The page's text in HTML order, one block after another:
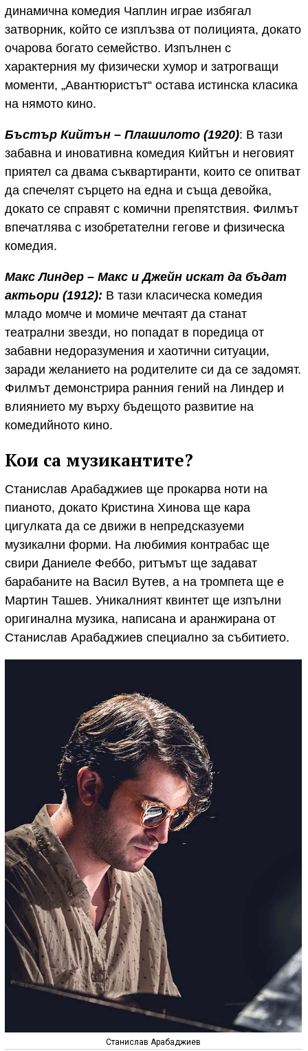
динамична комедия Чаплин играе избягал
затворник, който се изплъзва от полицията, докато
очарова богато семейство. Изпълнен с
характерния му физически хумор и затрогващи
моменти, „Авантюристът“ остава истинска класика
на нямото кино.
Бъстър Кийтън – Плашилото (1920): В тази
забавна и иновативна комедия Кийтън и неговият
приятел са двама съквартиранти, които се опитват
да спечелят сърцето на една и съща девойка,
докато се справят с комични препятствия. Филмът
впечатлява с изобретателни гегове и физическа
комедия.
Макс Линдер – Макс и Джейн искат да бъдат
актьори (1912): В тази класическа комедия
младо момче и момиче мечтаят да станат
театрални звезди, но попадат в поредица от
забавни недоразумения и хаотични ситуации,
заради желанието на родителите си да се задомят.
Филмът демонстрира ранния гений на Линдер и
влиянието му върху бъдещото развитие на
комедийното кино.
Кои са музикантите?
Станислав Арабаджиев ще прокарва ноти на
пианото, докато Кристина Хинова ще кара
цигулката да се движи в непредсказуеми
музикални форми. На любимия контрабас ще
свири Даниеле Феббо, ритъмът ще задават
барабаните на Васил Вутев, а на тромпета ще е
Мартин Ташев. Уникалният квинтет ще изпълни
оригинална музика, написана и аранжирана от
Станислав Арабаджиев специално за събитието.
Станислав Арабаджиев